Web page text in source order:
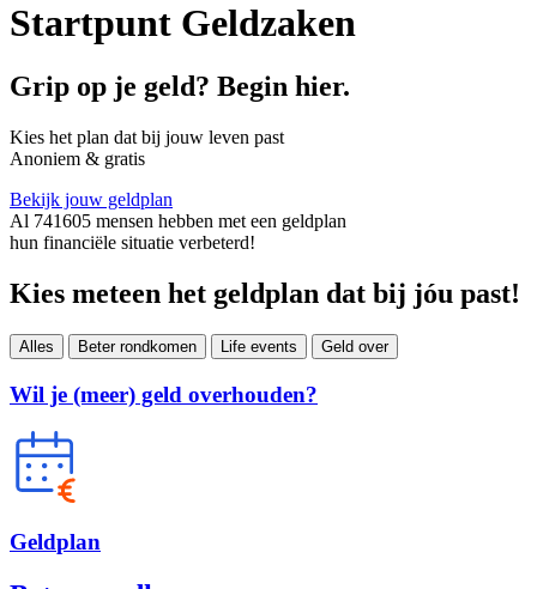
Startpunt Geldzaken
Grip op je geld? Begin hier.
Kies het plan dat bij jouw leven past
Anoniem & gratis
Bekijk jouw geldplan
Al 741605 mensen hebben met een geldplan
hun financiële situatie verbeterd!
Kies meteen het geldplan dat bij jóu past!
Alles Beter rondkomen Life events Geld over
Wil je (meer) geld overhouden?
Geldplan